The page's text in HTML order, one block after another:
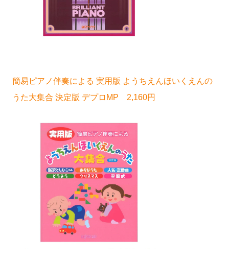
簡易ピアノ伴奏による 実用版 ようちえんほいくえんの
うた大集合 決定版 デプロMP 2,160円